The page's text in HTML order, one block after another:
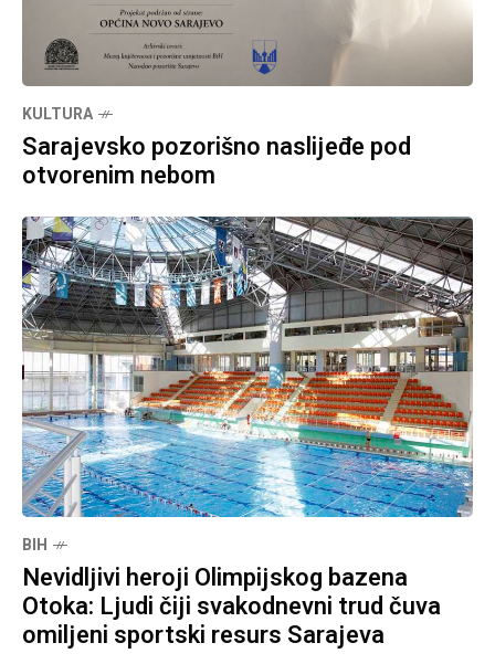
KULTURA
Sarajevsko pozorišno naslijeđe pod
otvorenim nebom
BIH
Nevidljivi heroji Olimpijskog bazena
Otoka: Ljudi čiji svakodnevni trud čuva
omiljeni sportski resurs Sarajeva